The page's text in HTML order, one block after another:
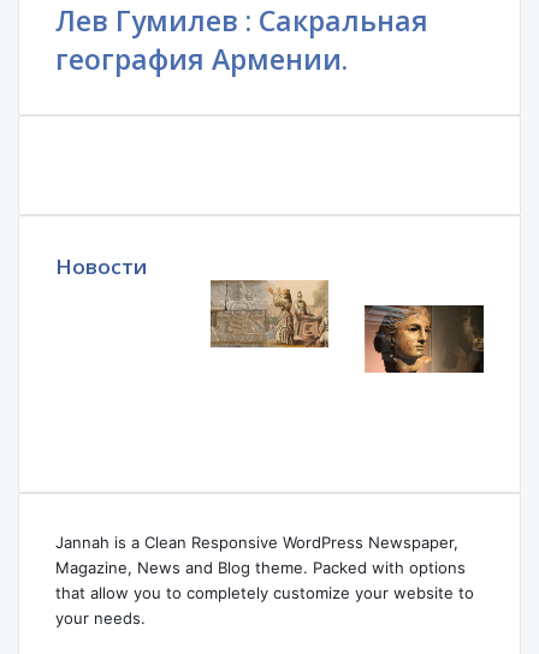
Лев Гумилев : Сакральная
география Армении.
Новости
Jannah is a Clean Responsive WordPress Newspaper,
Magazine, News and Blog theme. Packed with options
that allow you to completely customize your website to
your needs.